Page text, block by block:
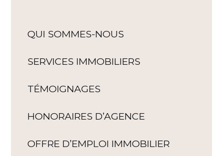
QUI SOMMES-NOUS
SERVICES IMMOBILIERS
TÉMOIGNAGES
HONORAIRES D’AGENCE
OFFRE D’EMPLOI IMMOBILIER